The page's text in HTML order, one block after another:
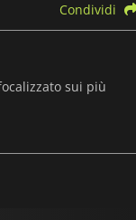
Condividi
sui più